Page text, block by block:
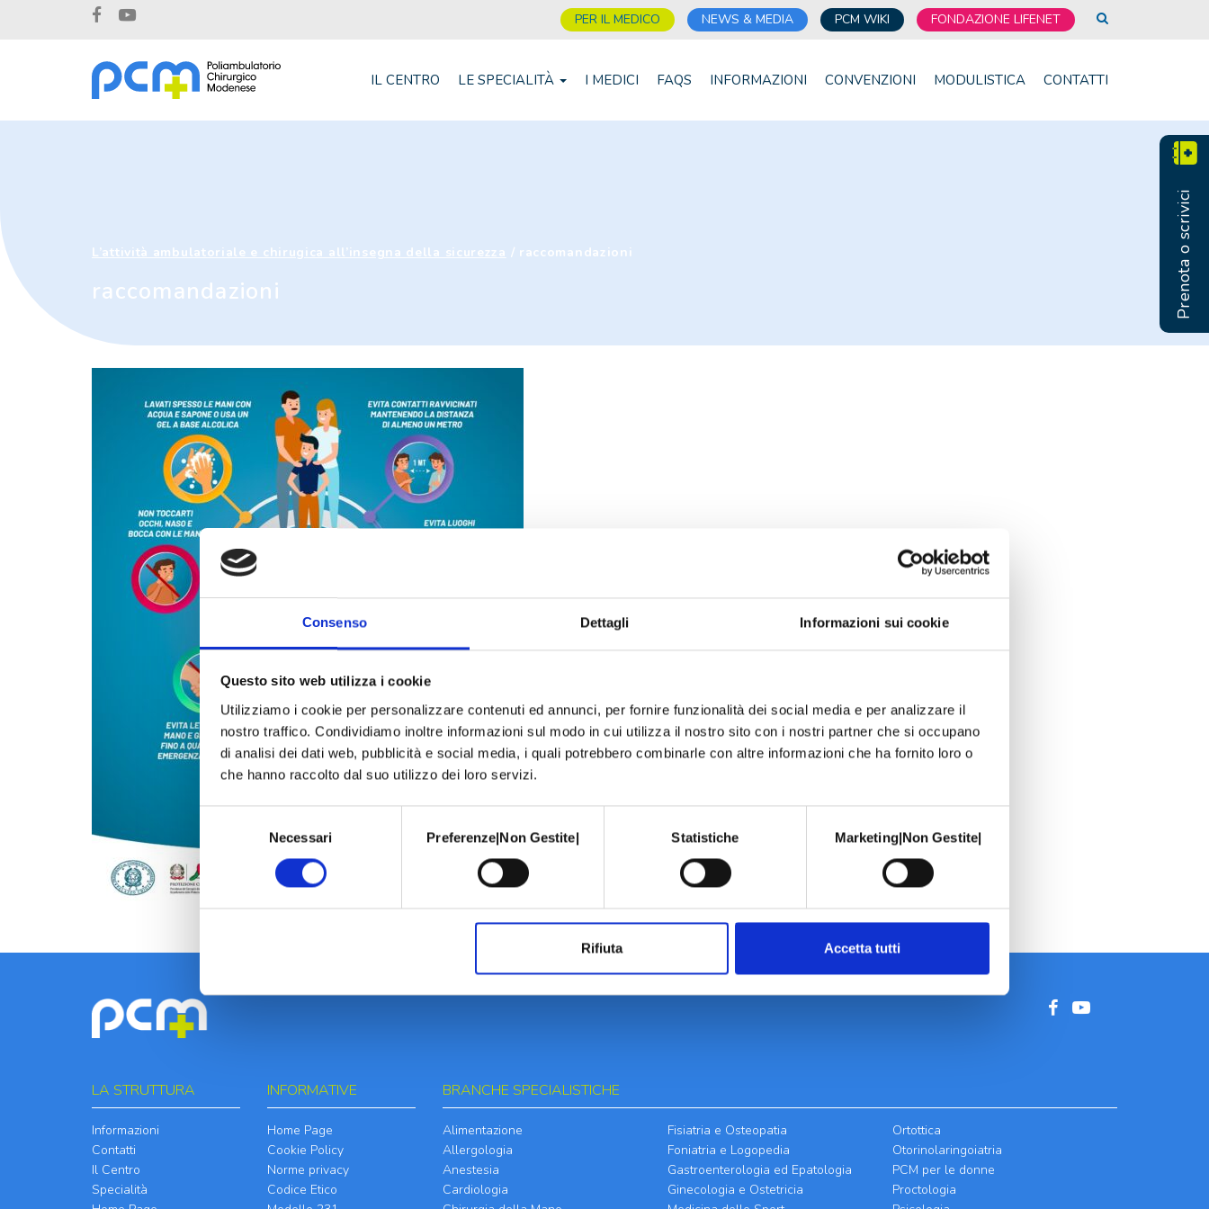
Consenso Dettagli Informazioni sui cookie
Questo sito web utilizza i cookie
Utilizziamo i cookie per personalizzare contenuti ed annunci, per fornire funzionalità dei social media e per analizzare il
nostro traffico. Condividiamo inoltre informazioni sul modo in cui utilizza il nostro sito con i nostri partner che si occupano
di analisi dei dati web, pubblicità e social media, i quali potrebbero combinarle con altre informazioni che ha fornito loro o
che hanno raccolto dal suo utilizzo dei loro servizi.
consenso
Necessari Preferenze|Non Gestite| Statistiche Marketing|Non Gestite|
Rifiuta Accetta tutti
PER IL MEDICO NEWS & MEDIA PCM WIKI FONDAZIONE LIFENET
IL CENTRO LE SPECIALITÀ I MEDICI FAQS INFORMAZIONI CONVENZIONI MODULISTICA CONTATTI
L’attività ambulatoriale e chirugica all’insegna della sicurezza / raccomandazioni
raccomandazioni
LA STRUTTURA
Informazioni
Contatti
Il Centro
Specialità
INFORMATIVE
Home Page
Cookie Policy
Norme privacy
Codice Etico
BRANCHE SPECIALISTICHE
Alimentazione
Allergologia
Anestesia
Cardiologia
Fisiatria e Osteopatia
Foniatria e Logopedia
Gastroenterologia ed Epatologia
Ginecologia e Ostetricia
Ortottica
Otorinolaringoiatria
PCM per le donne
Proctologia
Prenota o scrivici